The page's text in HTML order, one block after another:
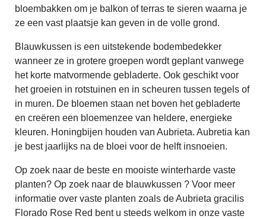
bloembakken om je balkon of terras te sieren waarna je
ze een vast plaatsje kan geven in de volle grond.
Blauwkussen is een uitstekende bodembedekker
wanneer ze in grotere groepen wordt geplant vanwege
het korte matvormende gebladerte. Ook geschikt voor
het groeien in rotstuinen en in scheuren tussen tegels of
in muren. De bloemen staan ​​net boven het gebladerte
en creëren een bloemenzee van heldere, energieke
kleuren. Honingbijen houden van Aubrieta. Aubretia kan
je best jaarlijks na de bloei voor de helft insnoeien.
Op zoek naar de beste en mooiste winterharde vaste
planten? Op zoek naar de blauwkussen ? Voor meer
informatie over vaste planten zoals de Aubrieta gracilis
Florado Rose Red bent u steeds welkom in onze vaste